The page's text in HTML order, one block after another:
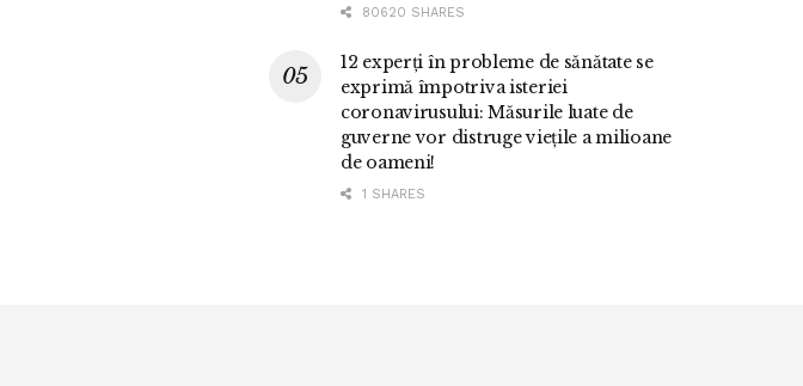
80620 SHARES
12 experți în probleme de sănătate se
exprimă împotriva isteriei
coronavirusului: Măsurile luate de
guverne vor distruge viețile a milioane
de oameni!
1 SHARES